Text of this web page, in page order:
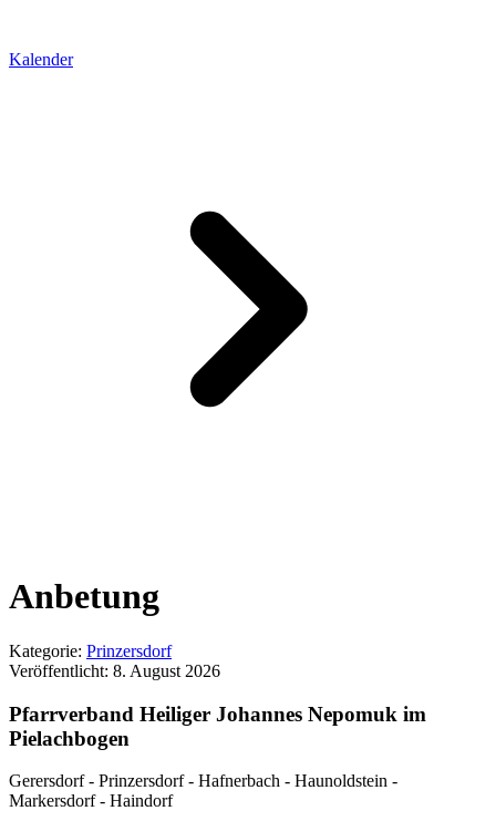
Kalender
Anbetung
Kategorie: Prinzersdorf
Veröffentlicht: 8. August 2026
Pfarrverband Heiliger Johannes Nepomuk im
Pielachbogen
Gerersdorf - Prinzersdorf - Hafnerbach - Haunoldstein -
Markersdorf - Haindorf